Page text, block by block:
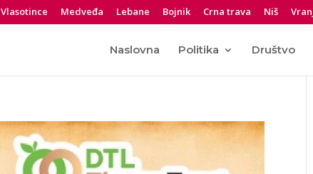
Vlasotince Medveđa Lebane Bojnik Crna trava Niš
Naslovna Politika Društvo